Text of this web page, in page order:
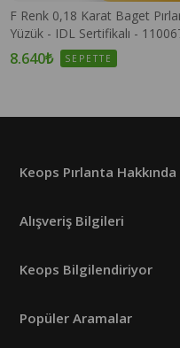
F Renk 0,18 Karat Baget
Yüzük - IDL Sertifikalı -
8.640₺ SEPETTE
Keops Pırlanta Hakkında
Alışveriş Bilgileri
Keops Bilgilendiriyor
Popüler Aramalar